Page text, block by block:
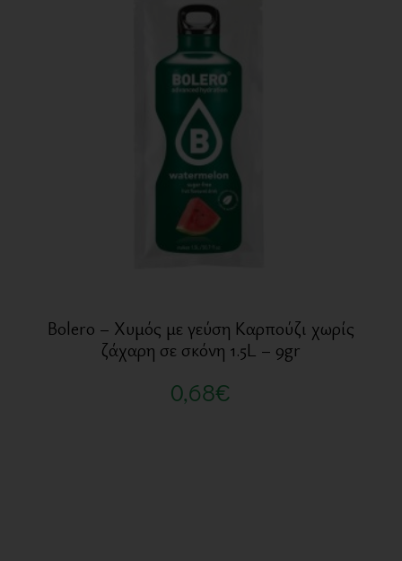
Bolero – Χυμός με γεύση Καρπούζι χωρίς
ζάχαρη σε σκόνη 1.5L – 9gr
0,68€